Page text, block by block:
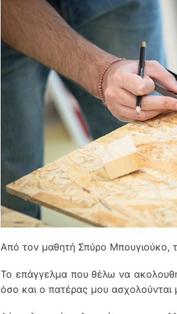
Από τον μαθητή Σπύρο Μπουγιούκο,
Το επάγγελμα που θέλω να
όσο και ο πατέρας μου ασχολούνται